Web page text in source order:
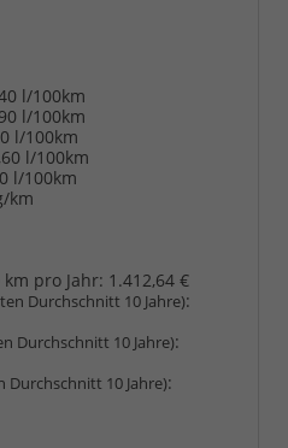
l/100km
l/100km
l/100km
l/100km
l/100km
km
pro Jahr: 1.412,64 €
Durchschnitt 10 Jahre):
Durchschnitt 10 Jahre):
Durchschnitt 10 Jahre):